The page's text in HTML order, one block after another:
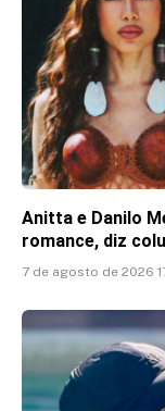
Anitta e Danilo
romance, diz
7 de agosto de 2026